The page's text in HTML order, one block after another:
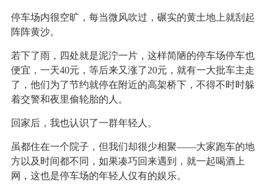
停车场内很空旷，每当微风吹过，碾实的黄土地上就刮起
阵阵黄沙。
若下了雨，四处就是泥泞一片，这样简陋的停车场停车也
便宜，一天40元，等后来又涨了20元，就有一大批车主走
了，他们为了节约就停在附近的高架桥下，不得不时时躲
着交警和夜里偷轮胎的人。
回家后，我也认识了一群年轻人。
虽都住在一个院子，但我们却很少相聚——大家跑车的地
方以及时间都不同，如果凑巧回来遇到，就一起喝酒上
网，这也是停车场的年轻人仅有的娱乐。